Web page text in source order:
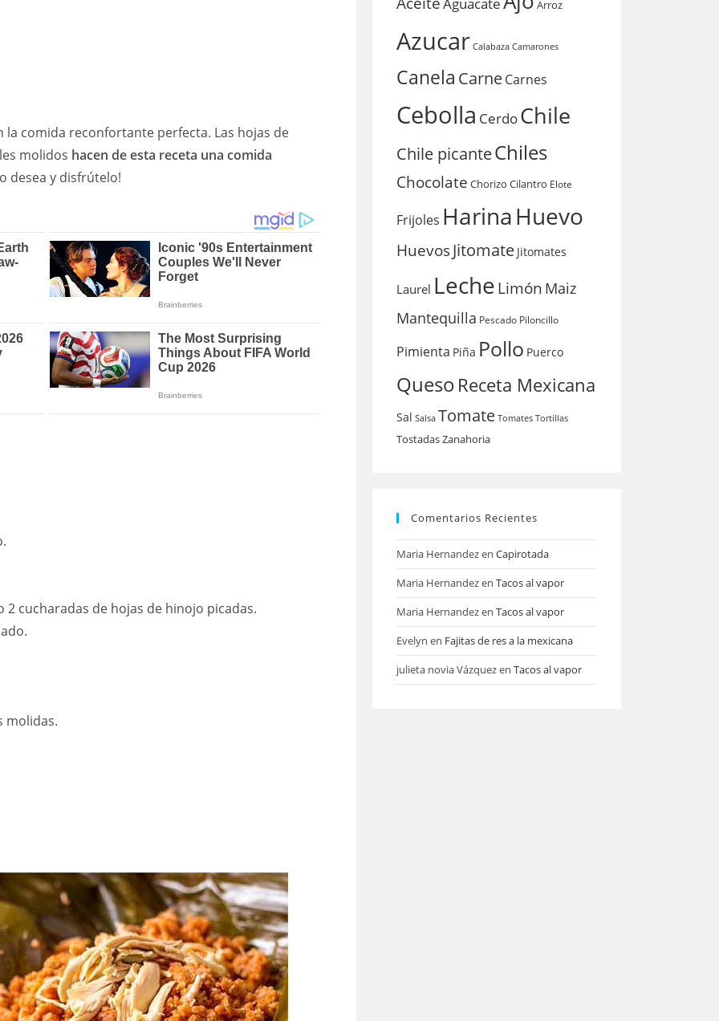
la comida reconfortante perfecta. Las hojas de
molidos hacen de esta receta una comida
desea y disfrútelo!
cucharadas de hojas de hinojo picadas.
molidas.
Arroz
Azucar Calabaza Camarones
Canela CarneCarnes
Cebolla CerdoChile
Chile picanteChiles
Chocolate Chorizo Cilantro Elote
Frijoles HarinaHuevo
HuevosJitomate Jitomates
Laurel LecheLimón Maiz
Mantequilla Pescado Piloncillo
Pimienta Piña Pollo Puerco
QuesoReceta Mexicana
Sal Salsa Tomate Tomates Tortillas
TostadasZanahoria
Comentarios Recientes
Maria Hernandezen Capirotada
Maria Hernandezen Tacos al vapor
Maria Hernandezen Tacos al vapor
Evelyn en Fajitas de res a la mexicana
julieta novia Vázquezen Tacos al vapor